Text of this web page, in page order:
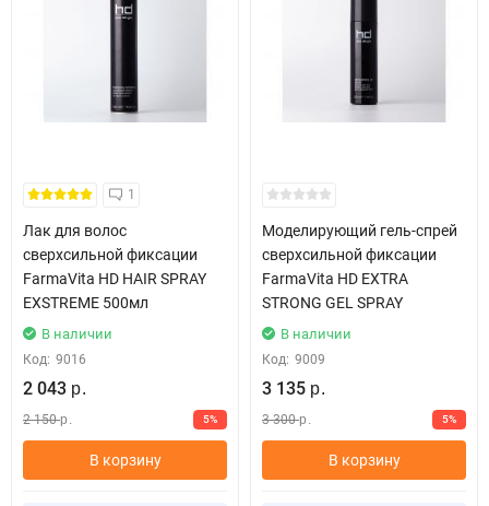
1
Лак для волос
сверхсильной фиксации
FarmaVita HD HAIR SPRAY
EXSTREME 500мл
В наличии
Код: 9016
2 043 р.
2 150р. 5%
В корзину
Моделирующий гель-спрей
сверхсильной фиксации
FarmaVita HD EXTRA
STRONG GEL SPRAY
В наличии
Код: 9009
3 135 р.
3 300р. 5%
В корзину